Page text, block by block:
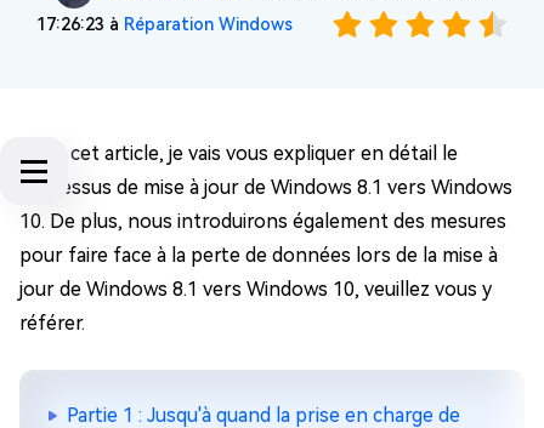
17:26:23 à Réparation Windows
Dans cet article, je vais vous expliquer en détail le
processus de mise à jour de Windows 8.1 vers Windows
10. De plus, nous introduirons également des mesures
pour faire face à la perte de données lors de la mise à
jour de Windows 8.1 vers Windows 10, veuillez vous y
référer.
Partie 1 : Jusqu'à quand la prise en charge de